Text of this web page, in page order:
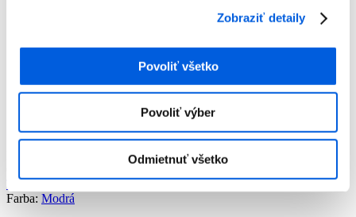
Zobraziť detaily
Povoliť všetko
Povoliť výber
Odmietnuť všetko
Produkty
Mikina dámska - Tom Tailor
Mikina dámska - Tom Tailor
Tom Tailor Predajňa:Tom Tailor SC Aupark Košice
Farba: Modrá